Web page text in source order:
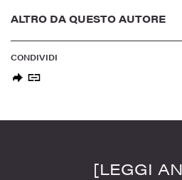
ALTRO DA QUESTO AUTORE
CONDIVIDI
[LEGGI